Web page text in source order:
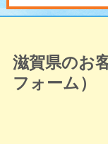
滋賀県のお
フォーム）